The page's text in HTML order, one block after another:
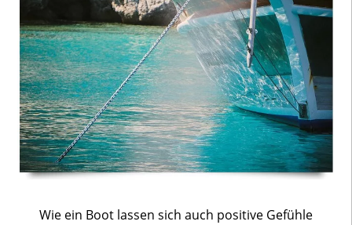
Wie ein Boot lassen sich auch positive Gefühle